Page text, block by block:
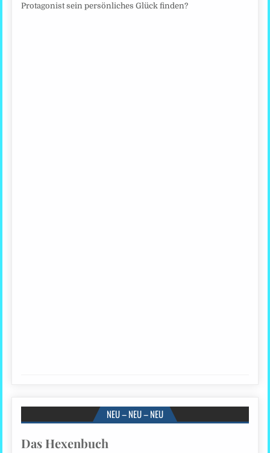
Protagonist sein persönliches Glück finden?
NEU – NEU – NEU
Das Hexenbuch